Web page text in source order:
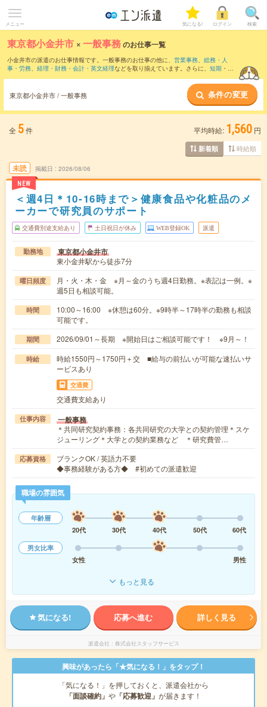
メニュー 気になる! ログイン 検索
東京都小金井市 ×一般事務のお仕事一覧
小金井市の派遣のお仕事情報です。一般事務のお仕事の他に、 営業事務、 総務・人
事・労務、 経理・財務・会計・英文経理などを取り揃えています。さらに、 短期 ・ 単
東京都小金井市 / 一般事務 条件の変更
全 5件 平均時給: 1,560 円
新着順 時給順
未読
NEW
掲載日 2026/08/06
＜週4日＊10-16時まで＞健康食品や化粧品のメ
ーカーで研究員のサポート
交通費別途支給あり 土日祝日が休み WEB登録OK 派遣
勤務地 東京都小金井市
東小金井駅から徒歩7分
曜日頻度
月・火・木・金 ※月～金のうち週4日勤務。※表記は一例。※
週5日も相談可能。
時間
10:00～16:00 ※休憩は60分。※9時半～17時半の勤務も相談
可能です。
期間 2026/09/01～長期 ※開始日はご相談可能です！ ※9月～！
時給
時給1550円～1750円＋交 ■給与の前払いが可能な速払いサ
ービスあり
交通費
交通費支給あり
仕事内容 一般事務
＊共同研究契約事務：各共同研究の大学との契約管理＊スケ
ジューリング＊大学との契約業務など ＊研究費管…
応募資格
ブランクOK / 英語力不要
◆事務経験がある方◆ #初めての派遣歓迎
職場の雰囲気
年齢層
20代
30代 40代 50代
60代
男女比率
女性
男性
もっと見る
気になる! 応募へ進む 詳しく見る
派遣会社 株式会社スタッフサービス
興味があったら「★気になる！」をタップ！
「気になる！」を押しておくと、派遣会社から
「面談確約」 や 「応募歓迎」 が届きます！